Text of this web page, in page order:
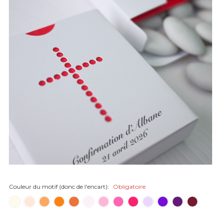
Couleur du motif (donc de l'encart): Obligatoire